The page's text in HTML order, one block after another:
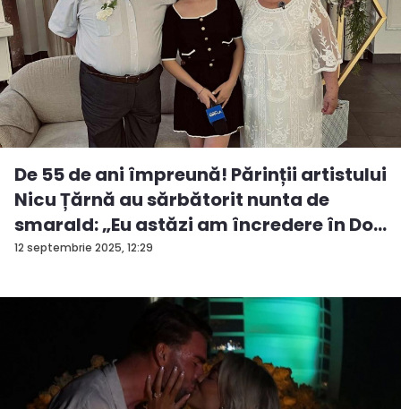
12 septembrie 2025, 12:29
De 55 de ani împreună! Părinții artistului
Nicu Țărnă au sărbătorit nunta de
smarald: „Eu astăzi am încredere în Do...